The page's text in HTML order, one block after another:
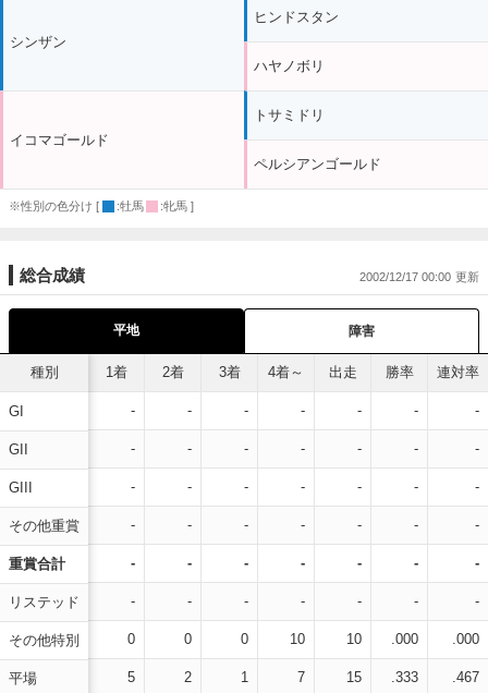
シンザン
イコマゴールド
ヒンドスタン
ハヤノボリ
トサミドリ
ペルシアンゴールド
※性別の色分け [ :牡馬 :牝馬 ]
総合成績 2002/12/17 00:00
平地 障害
種別
GI
GII
GIII
その他重賞
重賞合計
リステッド
その他特別
平場
1着 2着 3着 4着～ 出走 勝率 連対率
- - - - - - -
- - - - - - -
- - - - - - -
- - - - - - -
- - - - - - -
- - - - - - -
0 0 0 10 10 .000 .000
5 2 1 7 15 .333 .467